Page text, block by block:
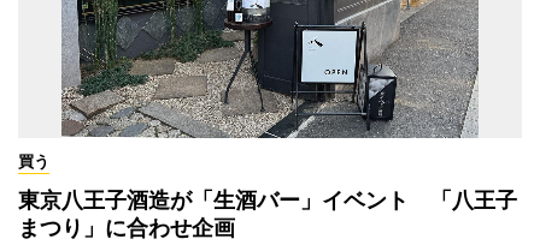
買う
東京八王子酒造が「生酒バー」イベント 「八王子
まつり」に合わせ企画